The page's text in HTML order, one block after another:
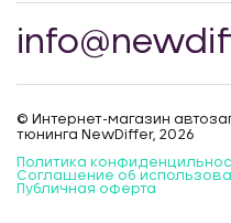
© Интернет-магазин
тюнинга NewDiffer, 2026
Политика
Соглашение об
Публичная оферта